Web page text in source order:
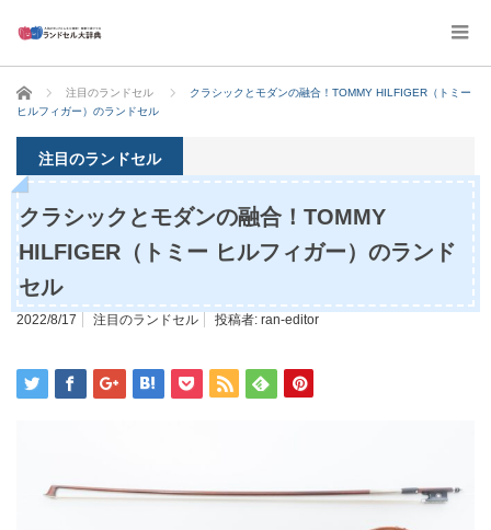
ホーム 注目のランドセル
クラシックとモダンの融合！TOMMY HILFIGER（トミー
ヒルフィガー）のランドセル
注目のランドセル
クラシックとモダンの融合！TOMMY
HILFIGER（トミー ヒルフィガー）のランド
セル
2022/8/17 注目のランドセル 投稿者: ran-editor